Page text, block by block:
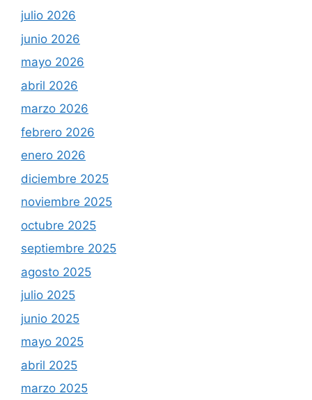
julio 2026
junio 2026
mayo 2026
abril 2026
marzo 2026
febrero 2026
enero 2026
diciembre 2025
noviembre 2025
octubre 2025
septiembre 2025
agosto 2025
julio 2025
junio 2025
mayo 2025
abril 2025
marzo 2025